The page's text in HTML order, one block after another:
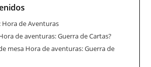
Hora de Aventuras
de aventuras: Guerra de Cartas?
mesa Hora de aventuras: Guerra de